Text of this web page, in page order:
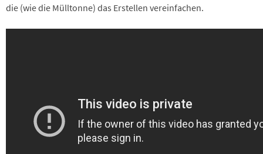
die (wie die Mülltonne) das Erstellen vereinfachen.